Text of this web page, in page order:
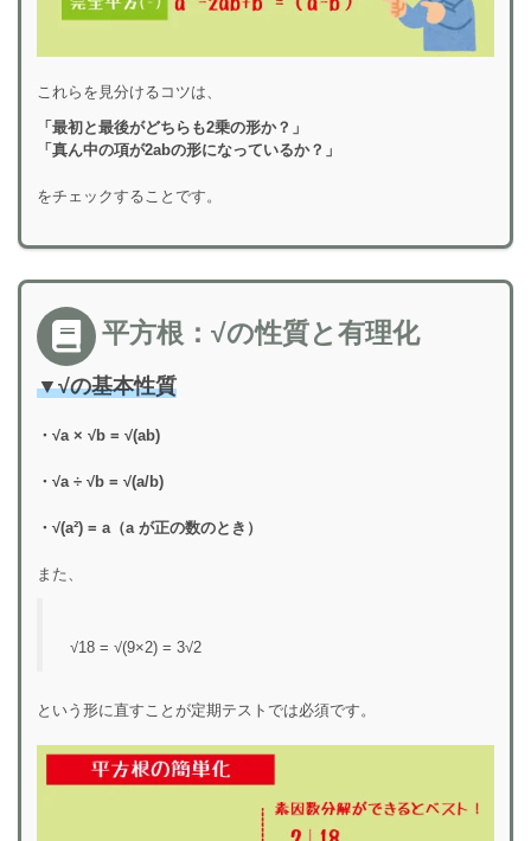
これらを見分けるコツは、
「最初と最後がどちらも2乗の形か？」
「真ん中の項が2abの形になっているか？」
をチェックすることです。
平方根：√の性質と有理化
▼√の基本性質
・√a × √b = √(ab)
・√a ÷ √b = √(a/b)
・√(a²) = a（a が正の数のとき）
また、
√18 = √(9×2) = 3√2
という形に直すことが定期テストでは必須です。